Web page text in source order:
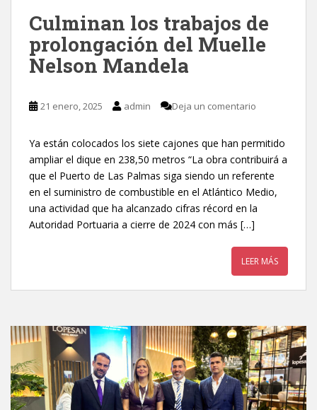
Culminan los trabajos de
prolongación del Muelle
Nelson Mandela
21 enero, 2025 admin Deja un comentario
Ya están colocados los siete cajones que han permitido
ampliar el dique en 238,50 metros “La obra contribuirá a
que el Puerto de Las Palmas siga siendo un referente
en el suministro de combustible en el Atlántico Medio,
una actividad que ha alcanzado cifras récord en la
Autoridad Portuaria a cierre de 2024 con más […]
LEER MÁS